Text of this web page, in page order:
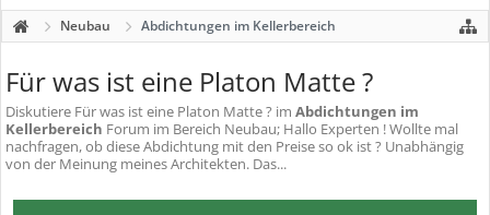
Neubau Abdichtungen im Kellerbereich
Für was ist eine Platon Matte ?
Diskutiere Für was ist eine Platon Matte ? im Abdichtungen im
Kellerbereich Forum im Bereich Neubau; Hallo Experten ! Wollte mal
nachfragen, ob diese Abdichtung mit den Preise so ok ist ? Unabhängig
von der Meinung meines Architekten. Das...